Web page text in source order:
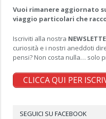
Vuoi rimanere aggiornato
viaggio particolari che
Iscriviti alla nostra
curiosità e i nostri aneddoti
pensi? Non costa nulla… solo
CLICCA QUI PER
SEGUICI SU FACEBOOK